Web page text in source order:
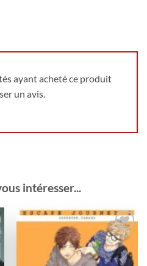
ayant acheté ce produit
un avis.
intéresser...
Ajouter
à la
wishlist